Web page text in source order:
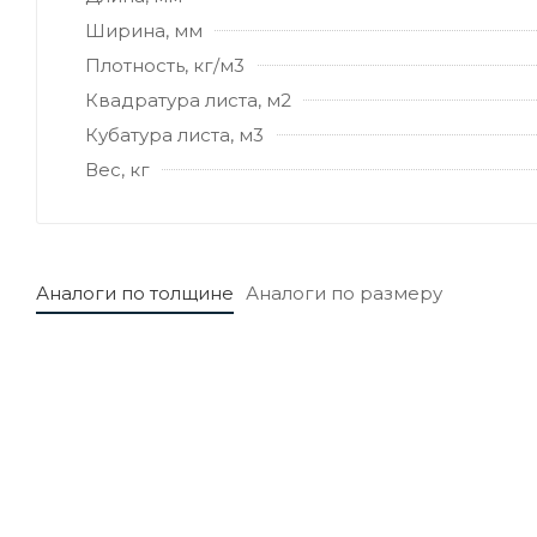
Ширина, мм
Плотность, кг/м3
Квадратура листа, м2
Кубатура листа, м3
Вес, кг
Аналоги по толщине Аналоги по размеру